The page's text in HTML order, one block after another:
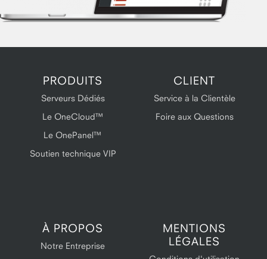
PRODUITS
Serveurs Dédiés
Le OneCloud™
Le OnePanel™
Soutien technique VIP
CLIENT
Service à la Clientèle
Foire aux Questions
À PROPOS
Notre Entreprise
MENTIONS
LÉGALES